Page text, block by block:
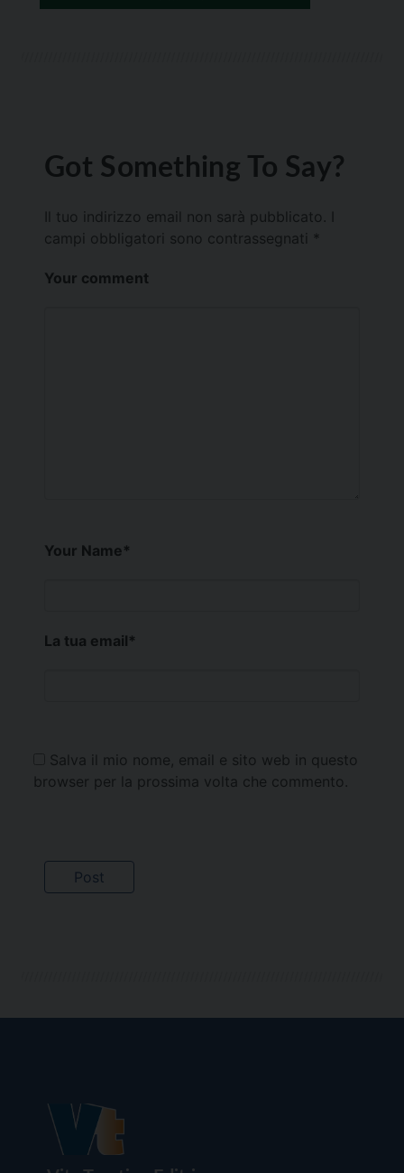
Got Something To Say?
Il tuo indirizzo email non sarà pubblicato.
campi obbligatori sono contrassegnati *
Your comment
Your Name*
La tua email*
Salva il mio nome, email e sito web in questo
browser per la prossima volta che commento.